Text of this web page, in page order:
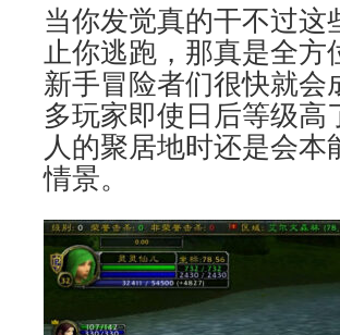
当你发觉真的干不过
止你逃跑，那真是全
新手冒险者们很快就
多玩家即使日后等级
人的聚居地时还是会
情景。